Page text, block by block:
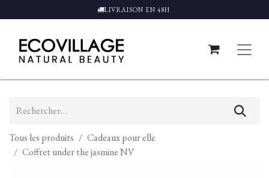
LIVRAISON EN 48H
Tous les produits
Cadeaux pour elle
Coffret under the jasmine NV